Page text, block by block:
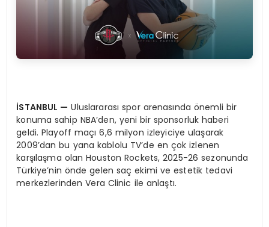
İSTANBUL — Uluslararası spor arenasında önemli bir
konuma sahip NBA’den, yeni bir sponsorluk haberi
geldi. Playoff maçı 6,6 milyon izleyiciye ulaşarak
2009’dan bu yana kablolu TV’de en çok izlenen
karşılaşma olan Houston Rockets, 2025-26 sezonunda
Türkiye’nin önde gelen saç ekimi ve estetik tedavi
merkezlerinden Vera Clinic ile anlaştı.